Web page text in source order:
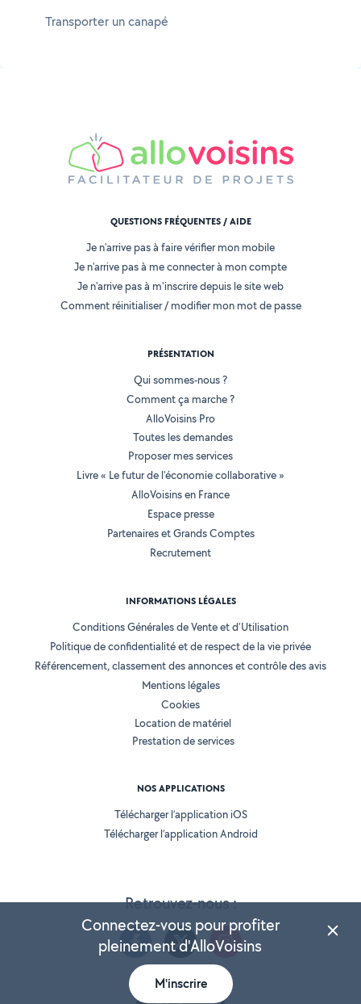
Transporter un canapé
Retrouvez-nous :
QUESTIONS FRÉQUENTES / AIDE
Je n'arrive pas à faire vérifier mon mobile
Je n'arrive pas à me connecter à mon compte
Je n'arrive pas à m'inscrire depuis le site web
Comment réinitialiser / modifier mon mot de passe
PRÉSENTATION
Qui sommes-nous ?
Comment ça marche ?
AlloVoisins Pro
Toutes les demandes
Proposer mes services
Livre « Le futur de l'économie collaborative »
AlloVoisins en France
Espace presse
Partenaires et Grands Comptes
Recrutement
INFORMATIONS LÉGALES
Conditions Générales de Vente et d'Utilisation
Politique de confidentialité et de respect de la vie privée
Référencement, classement des annonces et contrôle des avis
Mentions légales
Cookies
Location de matériel
Prestation de services
NOS APPLICATIONS
Télécharger l’application iOS
Télécharger l’application Android
Connectez-vous pour profiter
pleinement d'AlloVoisins
M'inscrire